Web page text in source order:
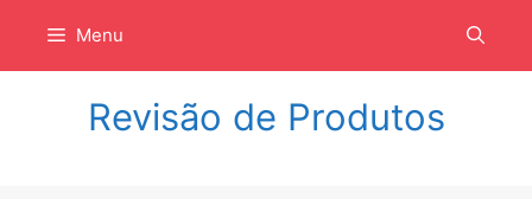
isi
Menu
Revisão de Produtos